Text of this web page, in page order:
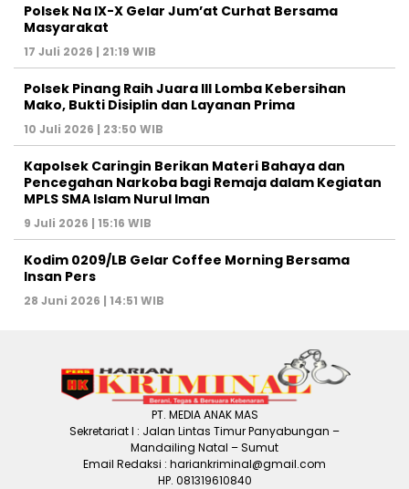
Polsek Na IX-X Gelar Jum’at Curhat Bersama
Masyarakat
17 Juli 2026 | 21:19 WIB
Polsek Pinang Raih Juara III Lomba Kebersihan
Mako, Bukti Disiplin dan Layanan Prima
10 Juli 2026 | 23:50 WIB
Kapolsek Caringin Berikan Materi Bahaya dan
Pencegahan Narkoba bagi Remaja dalam Kegiatan
MPLS SMA Islam Nurul Iman
9 Juli 2026 | 15:16 WIB
Kodim 0209/LB Gelar Coffee Morning Bersama
Insan Pers
28 Juni 2026 | 14:51 WIB
PT. MEDIA ANAK MAS
Sekretariat I : Jalan Lintas Timur Panyabungan –
Mandailing Natal – Sumut
Email Redaksi : hariankriminal@gmail.com
HP. 081319610840